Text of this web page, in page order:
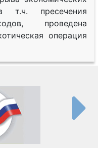
т.ч. пресечения
проведена
операция